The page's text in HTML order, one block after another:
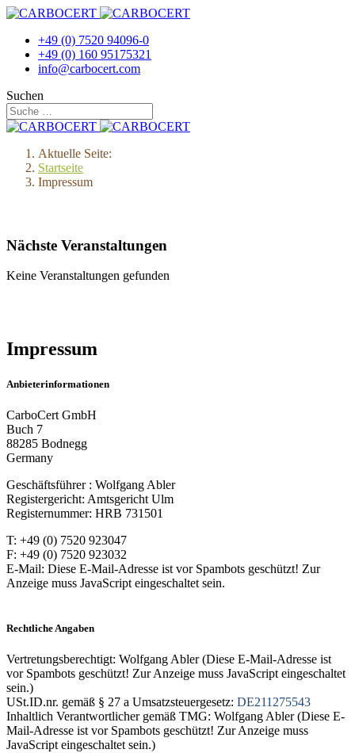
+49 (0) 7520 94096-0
+49 (0) 160 95175321
info@carbocert.com
Suchen
Aktuelle Seite:
Startseite
Impressum
Nächste Veranstaltungen
Keine Veranstaltungen gefunden
Impressum
Anbieterinformationen
CarboCert GmbH
Buch 7
88285 Bodnegg
Germany
Geschäftsführer : Wolfgang Abler
Registergericht: Amtsgericht Ulm
Registernummer: HRB 731501
T: +49 (0) 7520 923047
F: +49 (0) 7520 923032
E-Mail: Diese E-Mail-Adresse ist vor Spambots geschützt! Zur
Anzeige muss JavaScript eingeschaltet sein.
Rechtliche Angaben
Vertretungsberechtigt: Wolfgang Abler (Diese E-Mail-Adresse ist
vor Spambots geschützt! Zur Anzeige muss JavaScript eingeschaltet
sein.)
USt.ID.nr. gemäß § 27 a Umsatzsteuergesetz: DE211275543
Inhaltlich Verantwortlicher gemäß TMG: Wolfgang Abler (Diese E-
Mail-Adresse ist vor Spambots geschützt! Zur Anzeige muss
JavaScript eingeschaltet sein.)